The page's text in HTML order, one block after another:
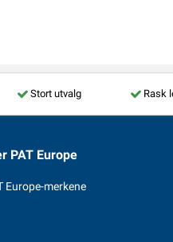
Stort utvalg Rask
PAT Europe
Europe-merkene